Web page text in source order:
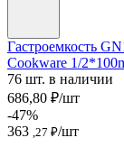
Гастроемкость
Cookware 1/
76 шт. в наличии
686,80 ₽/шт
-47%
363 ,27 ₽/шт